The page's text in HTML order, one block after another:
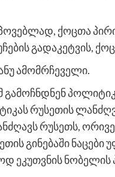
ქოცთა
გადაკეტვის,
ამომრჩეველი.
გამოჩნდნენ
რუსეთის
რუსეთს,
გინებაში
ეკუთვნის ნობელის